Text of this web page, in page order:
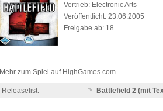
Vertrieb: Electronic Arts
Veröffentlicht: 23.06.2005
Freigabe ab: 18
Mehr zum Spiel auf HighGames.com
Releaselist: Battlefield 2 (mit